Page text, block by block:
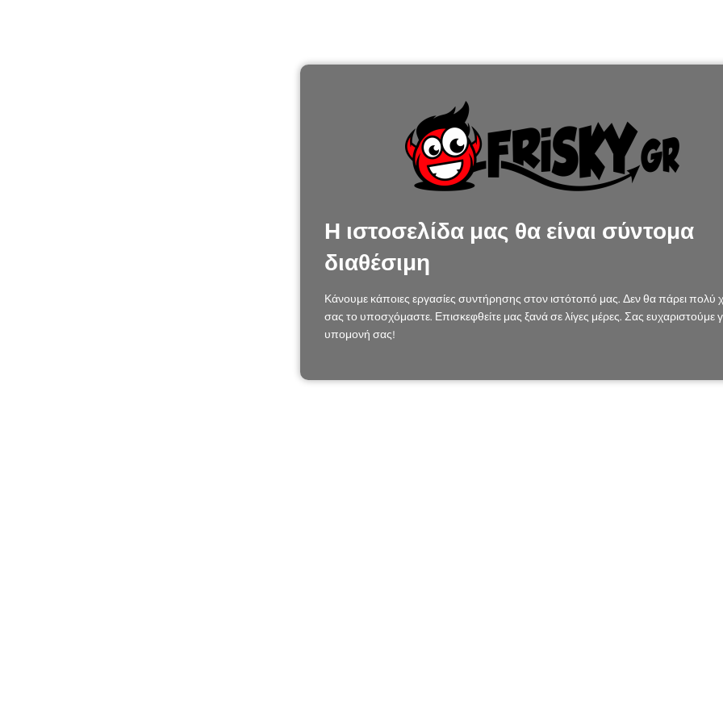
Η ιστοσελίδα μας θα είναι σύντομα
διαθέσιμη
Κάνουμε κάποιες εργασίες συντήρησης στον ιστότοπό μας. Δεν θα πάρει πολύ
σας το υποσχόμαστε. Επισκεφθείτε μας ξανά σε λίγες μέρες. Σας ευχαριστούμε
υπομονή σας!